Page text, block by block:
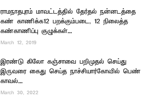
ராமநாதபுரம் மாவட்டத்தில் தேர்தல் நன்னடத்தை
கண் காணிக்க12 பறக்கும்படை, 12 நிலைத்த
கண்காணிப்பு குழுக்கள்...
March 12, 2019
இரண்டு கிலோ கஞ்சாவை பறிமுதல் செய்து
இருவரை கைது செய்த நாச்சியார்கோவில் பெண்
காவல்...
March 30, 2022